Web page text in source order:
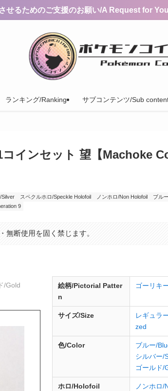
せるためのご支援のお願い/A Request for
ランキング/Ranking サブコンテンツ/Sub
インセット 望【Machoke
Silver スペクルホロ/Speckle Holofoil ノンホロ/Non Holofoil
ブル
9
無断使用を固く禁じます。
/Gold
絵柄/Pictorial Patter
n
ゴーリキ
サイズ/Size
レギュラ
zed
色/Color
ブルー/
シルバー/
ゴールド/
ホロ/Holofoil
ノンホロ/